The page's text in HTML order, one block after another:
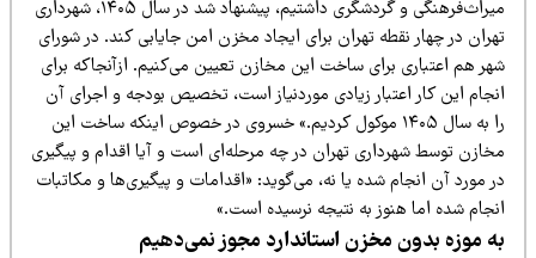
میراث‌فرهنگی و گردشگری داشتیم، پیشنهاد شد در سال ۱۴۰۵، شهرداری
در چهار نقطه تهران برای ایجاد مخزن امن جایابی کند. در شورای
هم اعتباری برای ساخت این مخازن تعیین می‌کنیم. ازآنجاکه برای
این کار اعتبار زیادی موردنیاز است، تخصیص بودجه و اجرای آن
را به سال ۱۴۰۵ موکول کردیم.» خسروی در خصوص اینکه ساخت این
توسط شهرداری تهران در چه مرحله‌ای است و آیا اقدام و پیگیری
مورد آن انجام شده یا نه، می‌گوید: «اقدامات و پیگیری‌ها و مکاتبات
شده اما هنوز به نتیجه نرسیده است.»
موزه بدون مخزن استاندارد مجوز نمی‌دهیم